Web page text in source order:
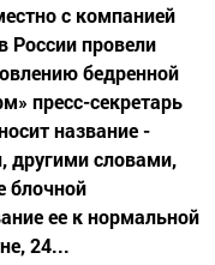
с компанией
России провели
бедренной
пресс-секретарь
название -
другими словами,
блочной
ее к нормальной
24...